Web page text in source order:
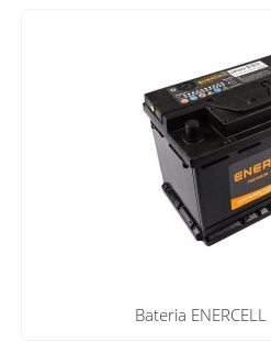
Bateria